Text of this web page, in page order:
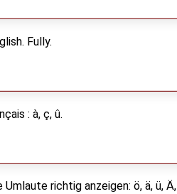
Fully.
: à, ç, û.
richtig anzeigen: ö, ä, ü,